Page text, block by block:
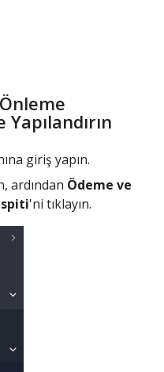
Önleme
giriş yapın.
ardından Ödeme ve
'ni tıklayın.